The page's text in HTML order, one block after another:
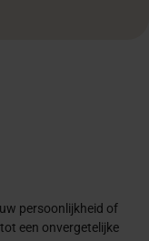
persoonlijkheid of
een onvergetelijke